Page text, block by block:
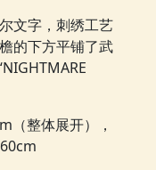
文字，刺绣工艺
的下方平铺了武
整体展开），